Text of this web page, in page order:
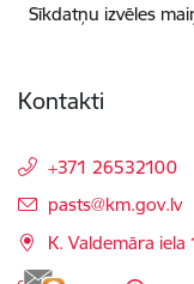
Sīkdatņu izvēles
Kontakti
+371 26532100
E-pasts:
pasts@km.gov.lv
K. Valdemāra iela